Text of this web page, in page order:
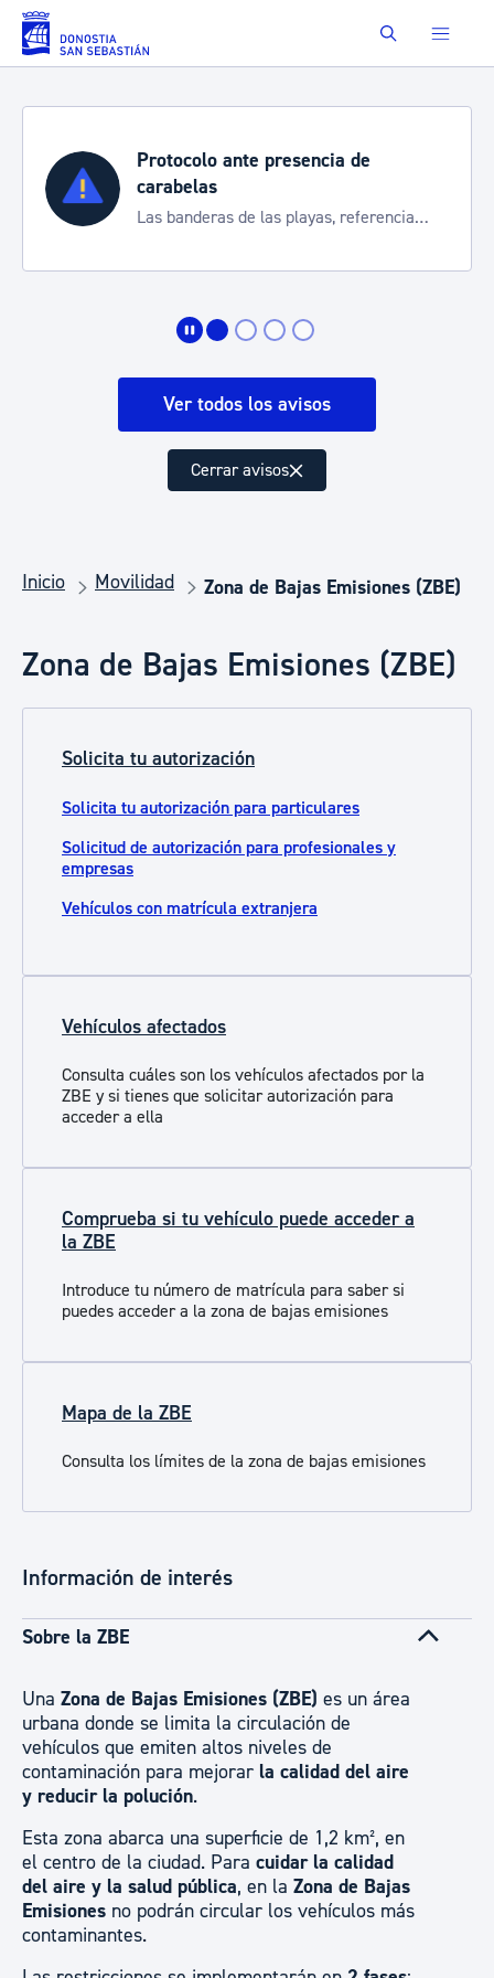
Saltar al contenido principal Buscar
Protocolo ante presencia de
carabelas
Las banderas de las playas, referencia
Ver todos los avisos
Cerrar avisos
Inicio Movilidad Zona de Bajas Emisiones (ZBE)
Zona de Bajas Emisiones (ZBE)
Solicita tu autorización
Solicita tu autorización para particulares
Solicitud de autorización para profesionales y
empresas
Vehículos con matrícula extranjera
Vehículos afectados
Consulta cuáles son los vehículos afectados por la
ZBE y si tienes que solicitar autorización para
acceder a ella
Comprueba si tu vehículo puede acceder a
la ZBE
Introduce tu número de matrícula para saber si
puedes acceder a la zona de bajas emisiones
Mapa de la ZBE
Consulta los límites de la zona de bajas emisiones
Información de interés
Sobre la ZBE
Una Zona de Bajas Emisiones (ZBE) es un área
urbana donde se limita la circulación de
vehículos que emiten altos niveles de
contaminación para mejorar la calidad del aire
y reducir la polución.
Esta zona abarca una superficie de 1,2 km², en
el centro de la ciudad. Para cuidar la calidad
del aire y la salud pública, en la Zona de Bajas
Emisiones no podrán circular los vehículos más
contaminantes.